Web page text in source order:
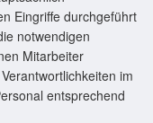
Eingriffe durchgeführt
notwendigen
Mitarbeiter
im
entsprechend